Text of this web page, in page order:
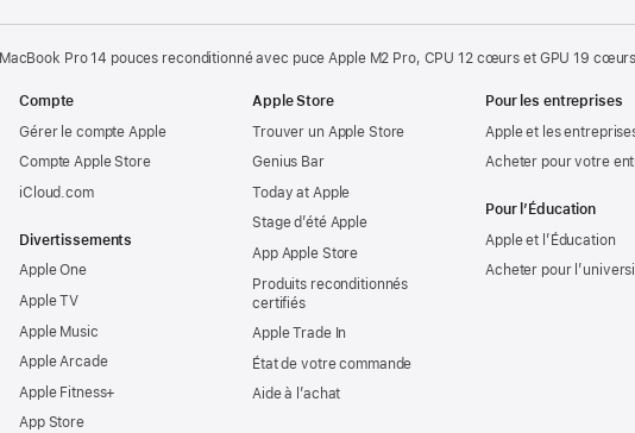
MacBook Pro 14 pouces reconditionné avec puce Apple M2 Pro, CPU 12 cœurs et GPU 19
Compte
Gérer le compte Apple
Compte Apple Store
iCloud.com
Divertissements
Apple One
Apple TV
Apple Music
Apple Arcade
Apple Fitness+
App Store
Apple Store
Trouver un Apple Store
Genius Bar
Today at Apple
Stage d’été Apple
App Apple Store
Produits reconditionnés
certifiés
Apple Trade In
État de votre commande
Aide à l’achat
Pour les entreprises
Apple et les
Acheter pour votre
Pour l’Éducation
Apple et l’Éducation
Acheter pour